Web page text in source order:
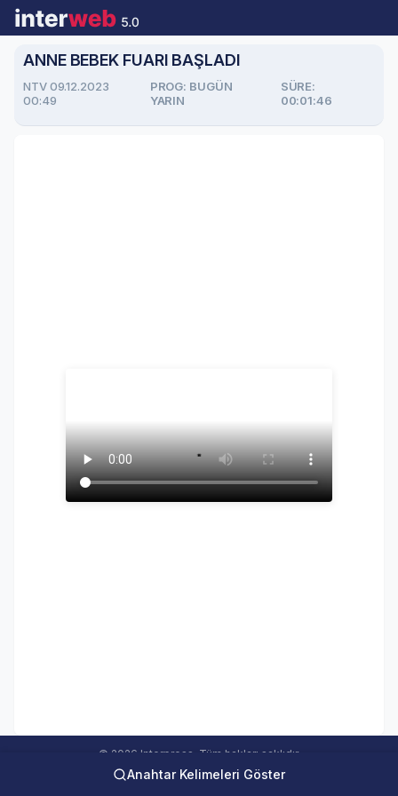
ANNE BEBEK FUARI BAŞLADI
NTV 09.12.2023
00:49
PROG: BUGÜN
YARIN
SÜRE:
00:01:46
Anahtar Kelimeleri Göster
© 2026 Interpress. Tüm hakları saklıdır.
interweb Online Medya Takip Sistemi Ver 5.00